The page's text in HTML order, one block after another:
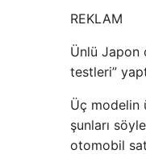
REKLAM
Ünlü Japon
testleri”
Üç modelin
şunları
otomobil